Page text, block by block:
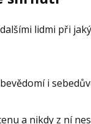
lidmi při
i
a nikdy z ní